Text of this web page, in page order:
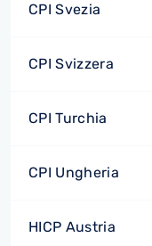
CPI Svezia
CPI Svizzera
CPI Turchia
CPI Ungheria
HICP Austria